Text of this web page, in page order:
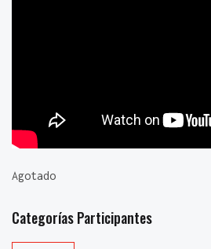
Agotado
Categorías Participantes